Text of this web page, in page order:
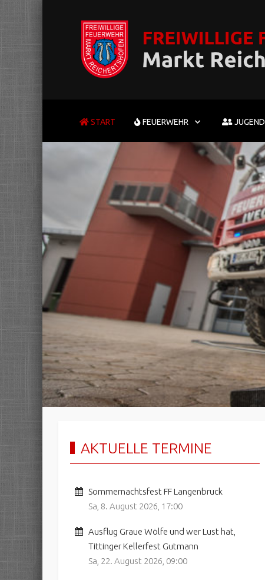
START FEUERWEHR JUGEND
AKTUELLE TERMINE
Sommernachtsfest FF Langenbruck
Sa, 8. August 2026 17:00
Ausflug Graue Wölfe und wer Lust hat,
Tittinger Kellerfest Gutmann
Sa, 22. August 2026 09:00